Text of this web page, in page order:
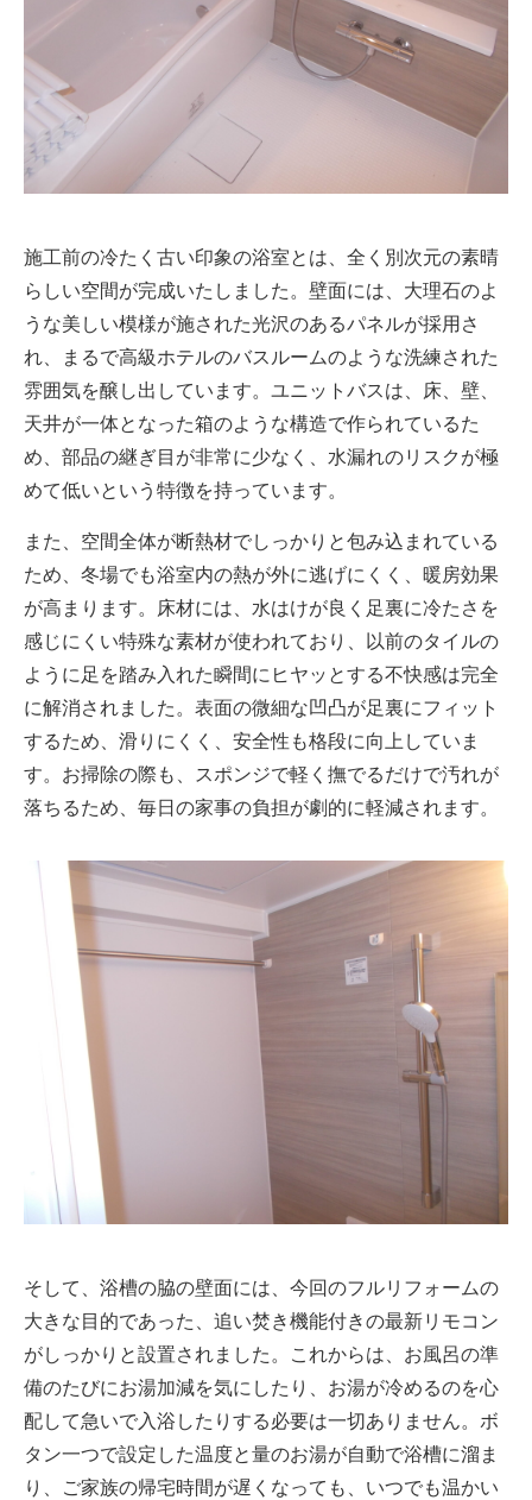
施工前の冷たく古い印象の浴室とは、全く別次元の素晴
らしい空間が完成いたしました。壁面には、大理石のよ
うな美しい模様が施された光沢のあるパネルが採用さ
れ、まるで高級ホテルのバスルームのような洗練された
雰囲気を醸し出しています。ユニットバスは、床、壁、
天井が一体となった箱のような構造で作られているた
め、部品の継ぎ目が非常に少なく、水漏れのリスクが極
めて低いという特徴を持っています。
また、空間全体が断熱材でしっかりと包み込まれている
ため、冬場でも浴室内の熱が外に逃げにくく、暖房効果
が高まります。床材には、水はけが良く足裏に冷たさを
感じにくい特殊な素材が使われており、以前のタイルの
ように足を踏み入れた瞬間にヒヤッとする不快感は完全
に解消されました。表面の微細な凹凸が足裏にフィット
するため、滑りにくく、安全性も格段に向上していま
す。お掃除の際も、スポンジで軽く撫でるだけで汚れが
落ちるため、毎日の家事の負担が劇的に軽減されます。
そして、浴槽の脇の壁面には、今回のフルリフォームの
大きな目的であった、追い焚き機能付きの最新リモコン
がしっかりと設置されました。これからは、お風呂の準
備のたびにお湯加減を気にしたり、お湯が冷めるのを心
配して急いで入浴したりする必要は一切ありません。ボ
タン一つで設定した温度と量のお湯が自動で浴槽に溜ま
り、ご家族の帰宅時間が遅くなっても、いつでも温かい